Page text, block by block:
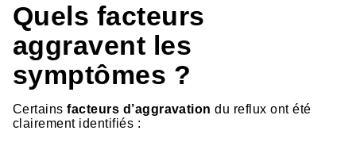
Quels facteurs
aggravent les
symptômes ?
Certainsfacteurs d’aggravation du reflux ont été
clairement identifiés :